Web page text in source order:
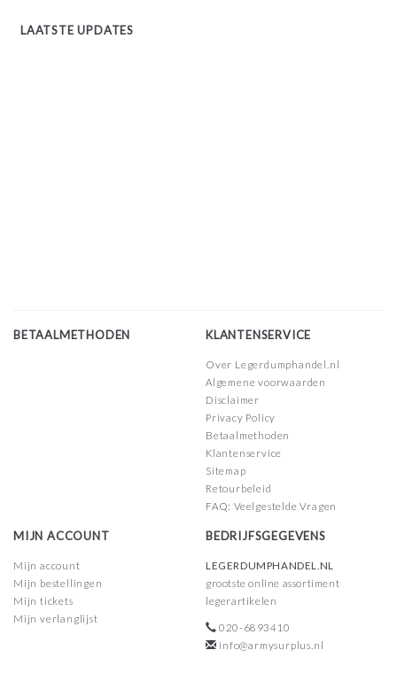
LAATSTE UPDATES
BETAALMETHODEN KLANTENSERVICE
Over Legerdumphandel.nl
Algemene voorwaarden
Disclaimer
Privacy Policy
Betaalmethoden
Klantenservice
Sitemap
Retourbeleid
FAQ: Veelgestelde Vragen
MIJN ACCOUNT
Mijn account
Mijn bestellingen
Mijn tickets
Mijn verlanglijst
BEDRIJFSGEGEVENS
LEGERDUMPHANDEL.NL
grootste online assortiment
legerartikelen
020-6893410
info@armysurplus.nl